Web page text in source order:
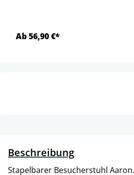
Ab 56,90 €*
Beschreibung
Stapelbarer Besucherstuhl